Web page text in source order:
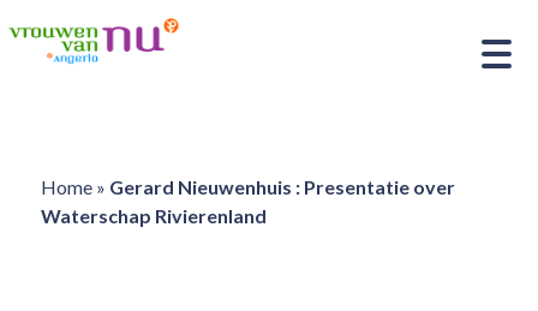
Home» Gerard Nieuwenhuis : Presentatie over
Waterschap Rivierenland